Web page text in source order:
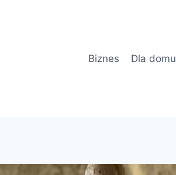
Biznes
Dla domu